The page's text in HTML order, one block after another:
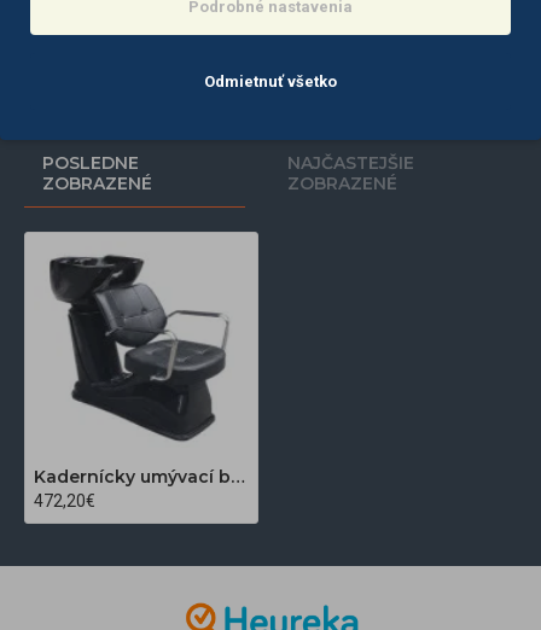
POSLEDNE
ZOBRAZENÉ
NAJČASTEJŠIE
ZOBRAZENÉ
Kadernícky umývací box Gabbiano Vigo čierny
472,20€
Podrobné nastavenia
Odmietnuť všetko